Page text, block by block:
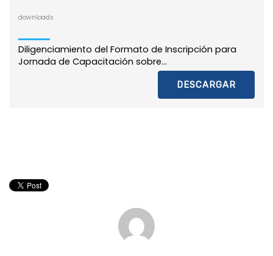
downloads
Diligenciamiento del Formato de Inscripción para
Jornada de Capacitación sobre...
DESCARGAR